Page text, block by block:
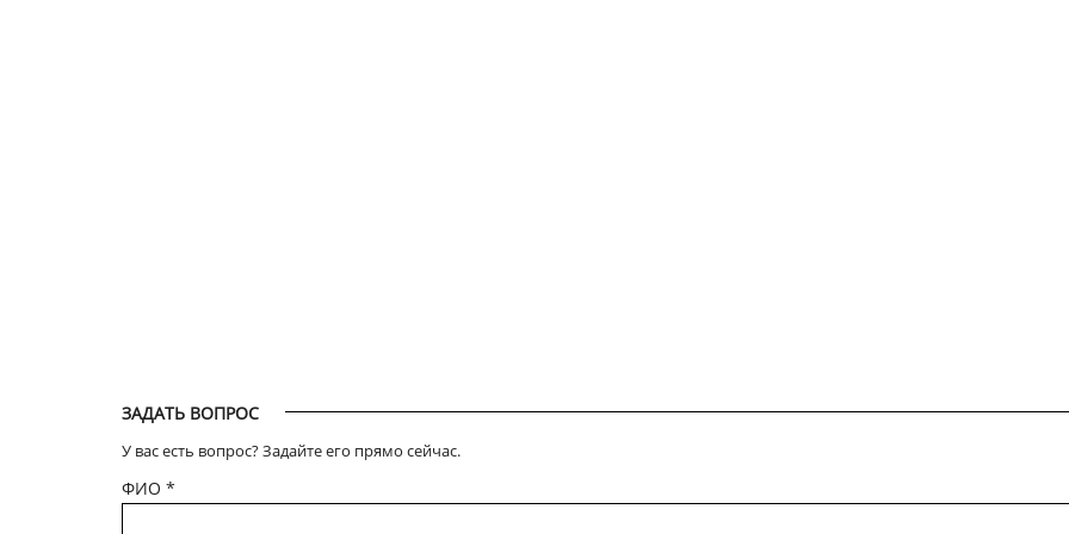
ЗАДАТЬ ВОПРОС
У вас есть вопрос? Задайте его прямо сейчас.
ФИО *